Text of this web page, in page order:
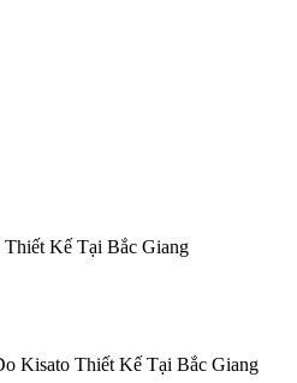
Kế Tại Bắc Giang
Kisato Thiết Kế Tại Bắc Giang